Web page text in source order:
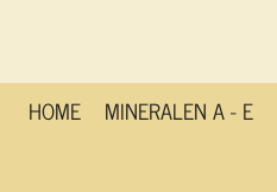
de
hoofdinhoud
HOME MINERALEN A - E